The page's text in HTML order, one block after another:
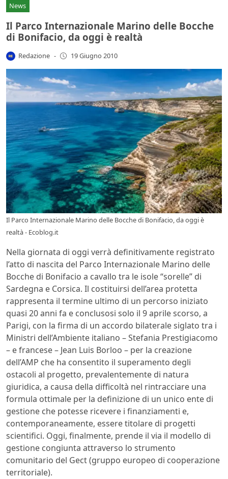
News
Il Parco Internazionale Marino delle Bocche
di Bonifacio, da oggi è realtà
Redazione - 19 Giugno 2010
Il Parco Internazionale Marino delle Bocche di Bonifacio, da oggi è
realtà - Ecoblog.it
Nella giornata di oggi verrà definitivamente registrato
l’atto di nascita del Parco Internazionale Marino delle
Bocche di Bonifacio a cavallo tra le isole “sorelle” di
Sardegna e Corsica. Il costituirsi dell’area protetta
rappresenta il termine ultimo di un percorso iniziato
quasi 20 anni fa e conclusosi solo il 9 aprile scorso, a
Parigi, con la firma di un accordo bilaterale siglato tra i
Ministri dell’Ambiente italiano – Stefania Prestigiacomo
– e francese – Jean Luis Borloo – per la creazione
dell’AMP che ha consentito il superamento degli
ostacoli al progetto, prevalentemente di natura
giuridica, a causa della difficoltà nel rintracciare una
formula ottimale per la definizione di un unico ente di
gestione che potesse ricevere i finanziamenti e,
contemporaneamente, essere titolare di progetti
scientifici. Oggi, finalmente, prende il via il modello di
gestione congiunta attraverso lo strumento
comunitario del Gect (gruppo europeo di cooperazione
territoriale).